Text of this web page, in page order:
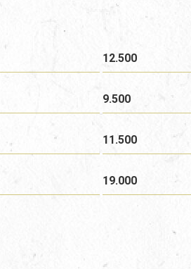
12.500
9.500
11.500
19.000